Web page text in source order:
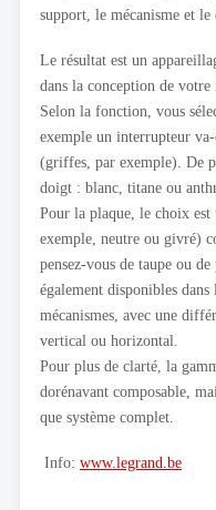
support, le mécanisme et le
Le résultat est un
dans la conception de votre
Selon la fonction, vous
exemple un interrupteur
(griffes, par exemple). De
doigt : blanc, titane ou
Pour la plaque, le choix
exemple, neutre ou givré)
pensez-vous de taupe ou
également disponibles
mécanismes, avec une
vertical ou horizontal.
Pour plus de clarté, la
dorénavant composable,
que système complet.
Info: www.legrand.be